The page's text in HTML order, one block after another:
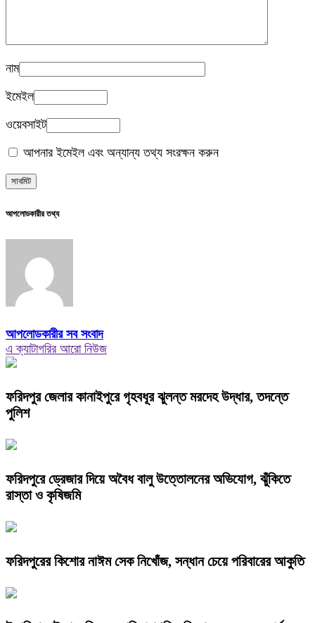
নাম
ইমেইল
ওয়েবসাইট
আপনার ইমেইল এবং অন্যান্য তথ্য সংরক্ষন করুন
আপলোডকারীর তথ্য
আপলোডকারীর সব সংবাদ
এ ক্যাটাগরির আরো নিউজ
ফরিদপুর জেলার কানাইপুরে গৃহবধূর ঝুলন্ত মরদেহ উদ্ধার, তদন্তে
পুলিশ
ফরিদপুরে ড্রেজার দিয়ে অবৈধ বালু উত্তোলনের অভিযোগ, ঝুঁকিতে
রাস্তা ও কৃষিজমি
ফরিদপুরের কিশোর নাঈম সেক নিখোঁজ, সন্ধান চেয়ে পরিবারের আকুতি